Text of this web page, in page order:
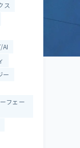
ス
AI
ー
フェー